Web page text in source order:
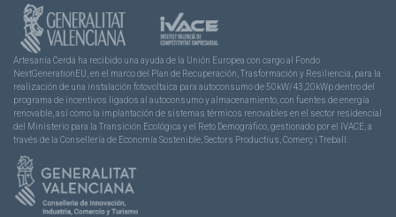
Artesanía Cerdá ha recibido una ayuda de la Unión Europea con cargo al Fondo
NextGenerationEU, en el marco del Plan de Recuperación, Trasformación y Resiliencia, para la
realización de una instalación fotovoltaica para autoconsumo de 50kW/43,20kWp dentro del
programa de incentivos ligados al autoconsumo y almacenamiento, con fuentes de energía
renovable, así como la implantación de sistemas térmicos renovables en el sector residencial
del Ministerio para la Transición Ecológica y el Reto Demográfico, gestionado por el IVACE, a
través de la Consellería de Economía Sostenible, Sectors Productius, Comerç i Treball.